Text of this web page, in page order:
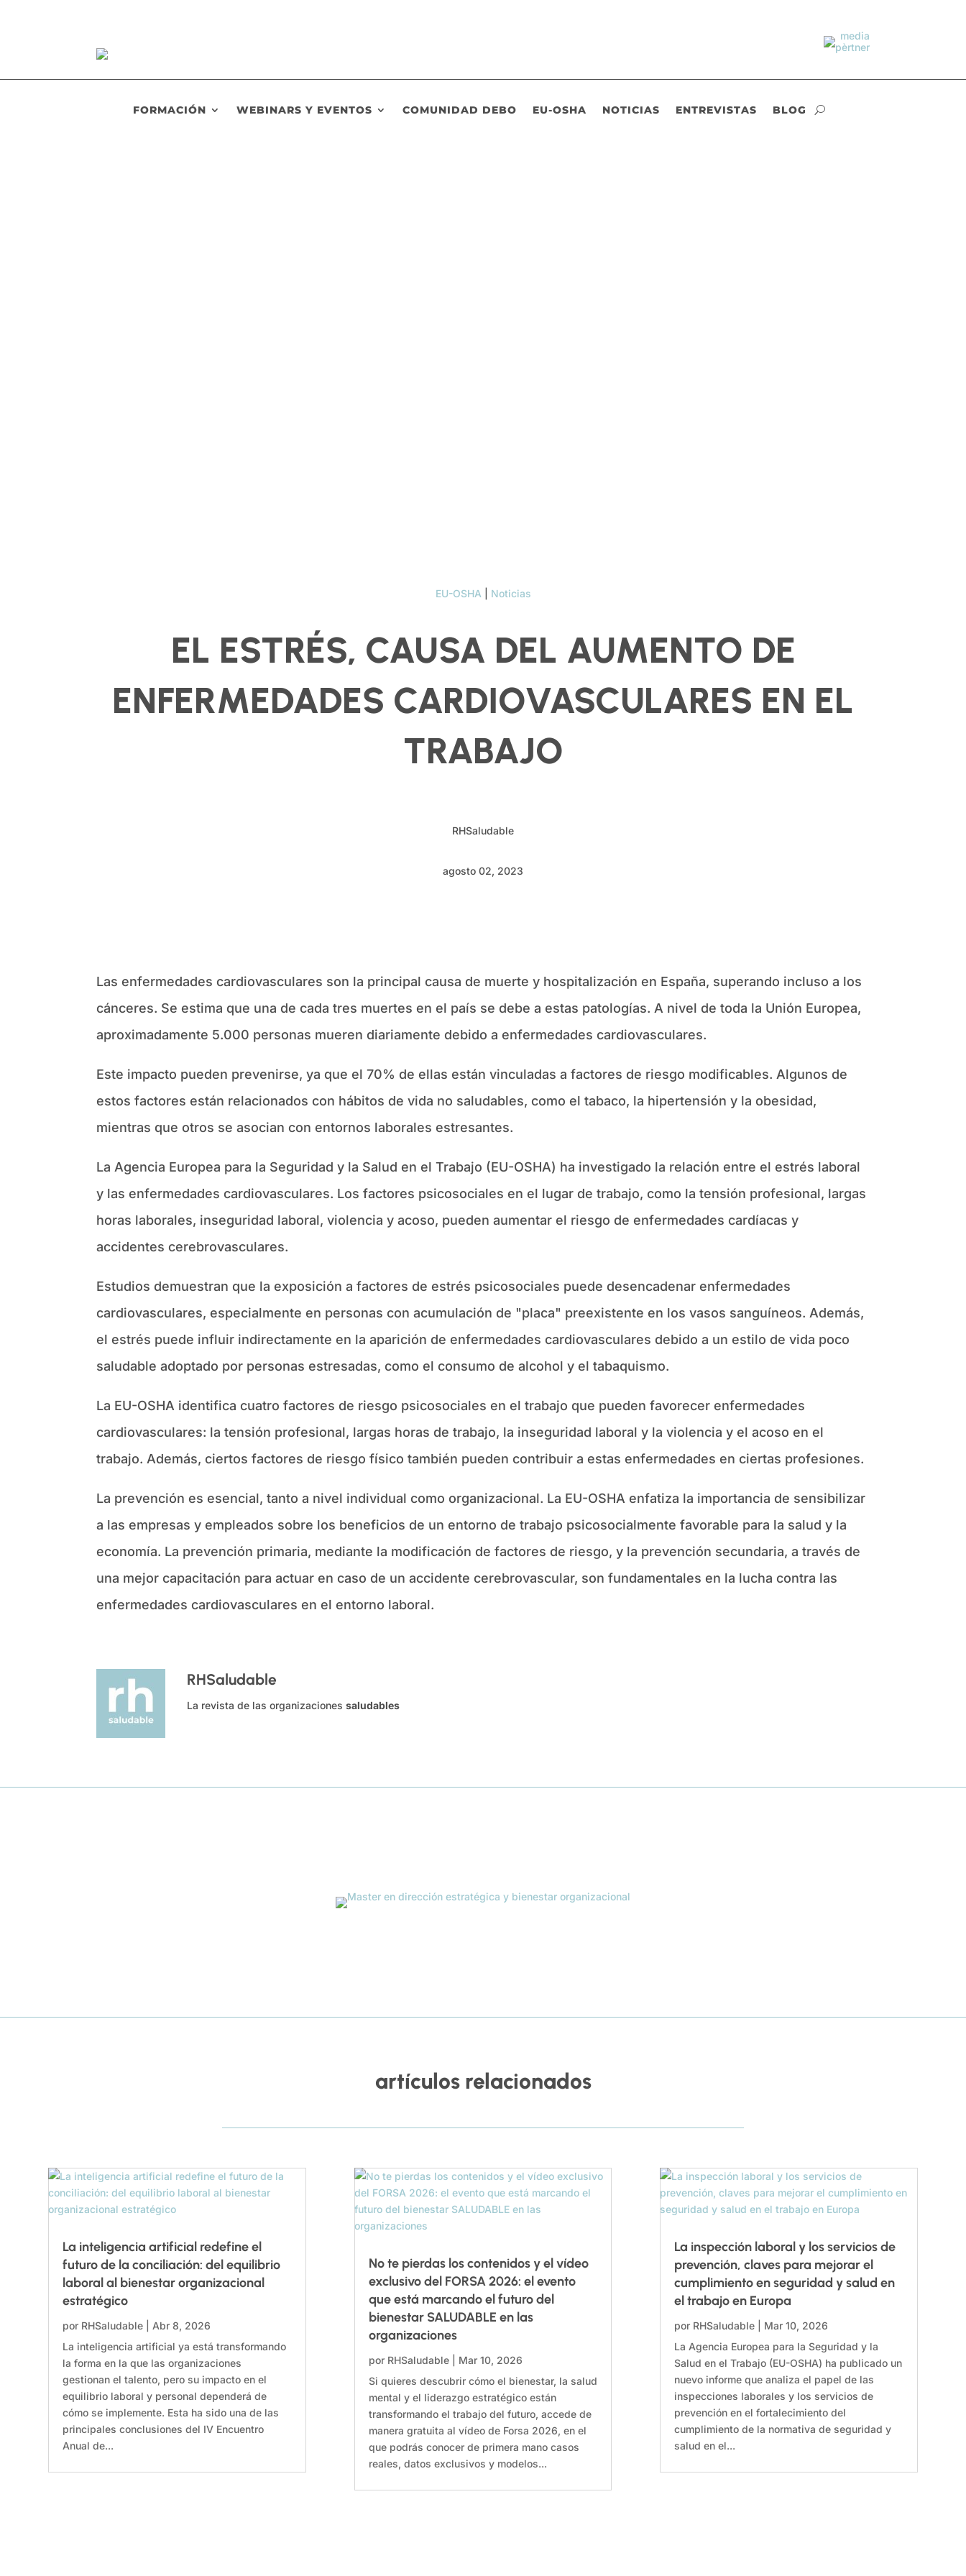
FORMACIÓN WEBINARS Y EVENTOS COMUNIDAD DEBO EU-OSHA NOTICIAS ENTREVISTAS BLOG
EU-OSHA Noticias
EL ESTRÉS, CAUSA DEL AUMENTO DE
ENFERMEDADES CARDIOVASCULARES EN EL
TRABAJO
RHSaludable
agosto 02, 2023
Las enfermedades cardiovasculares son la principal causa de muerte y hospitalización en España, superando incluso a los
cánceres. Se estima que una de cada tres muertes en el país se debe a estas patologías. A nivel de toda la Unión Europea,
aproximadamente 5.000 personas mueren diariamente debido a enfermedades cardiovasculares.
Este impacto pueden prevenirse, ya que el 70% de ellas están vinculadas a factores de riesgo modificables. Algunos de
estos factores están relacionados con hábitos de vida no saludables, como el tabaco, la hipertensión y la obesidad,
mientras que otros se asocian con entornos laborales estresantes.
La Agencia Europea para la Seguridad y la Salud en el Trabajo (EU-OSHA) ha investigado la relación entre el estrés laboral
y las enfermedades cardiovasculares. Los factores psicosociales en el lugar de trabajo, como la tensión profesional, largas
horas laborales, inseguridad laboral, violencia y acoso, pueden aumentar el riesgo de enfermedades cardíacas y
accidentes cerebrovasculares.
Estudios demuestran que la exposición a factores de estrés psicosociales puede desencadenar enfermedades
cardiovasculares, especialmente en personas con acumulación de "placa" preexistente en los vasos sanguíneos. Además,
el estrés puede influir indirectamente en la aparición de enfermedades cardiovasculares debido a un estilo de vida poco
saludable adoptado por personas estresadas, como el consumo de alcohol y el tabaquismo.
La EU-OSHA identifica cuatro factores de riesgo psicosociales en el trabajo que pueden favorecer enfermedades
cardiovasculares: la tensión profesional, largas horas de trabajo, la inseguridad laboral y la violencia y el acoso en el
trabajo. Además, ciertos factores de riesgo físico también pueden contribuir a estas enfermedades en ciertas profesiones.
La prevención es esencial, tanto a nivel individual como organizacional. La EU-OSHA enfatiza la importancia de sensibilizar
a las empresas y empleados sobre los beneficios de un entorno de trabajo psicosocialmente favorable para la salud y la
economía. La prevención primaria, mediante la modificación de factores de riesgo, y la prevención secundaria, a través de
una mejor capacitación para actuar en caso de un accidente cerebrovascular, son fundamentales en la lucha contra las
enfermedades cardiovasculares en el entorno laboral.
RHSaludable
La revista de las organizacionessaludables
artículos relacionados
La inteligencia artificial redefine el
futuro de la conciliación: del equilibrio
laboral al bienestar organizacional
estratégico
por RHSaludable
Abr 8, 2026
La inteligencia artificial ya está transformando
la forma en la que las organizaciones
gestionan el talento, pero su impacto en el
equilibrio laboral y personal dependerá de
cómo se implemente. Esta ha sido una de las
principales conclusiones del IV Encuentro
Anual de...
No te pierdas los contenidos y el vídeo
exclusivo del FORSA 2026: el evento
que está marcando el futuro del
bienestar SALUDABLE en las
organizaciones
por RHSaludable| Mar 10, 2026
Si quieres descubrir cómo el bienestar, la salud
mental y el liderazgo estratégico están
transformando el trabajo del futuro, accede de
manera gratuita al vídeo de Forsa 2026, en el
que podrás conocer de primera mano casos
reales, datos exclusivos y modelos...
La inspección laboral y los servicios de
prevención, claves para mejorar el
cumplimiento en seguridad y salud en
el trabajo en Europa
por RHSaludable| Mar 10, 2026
La Agencia Europea para la Seguridad y la
Salud en el Trabajo (EU-OSHA) ha publicado un
nuevo informe que analiza el papel de las
inspecciones laborales y los servicios de
prevención en el fortalecimiento del
cumplimiento de la normativa de seguridad y
salud en el...